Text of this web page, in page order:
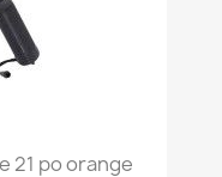
21 po orange